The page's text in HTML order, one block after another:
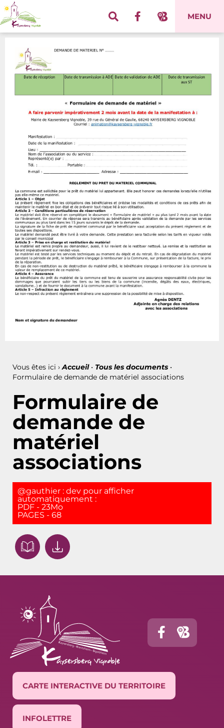
MENU
Vous êtes ici › Accueil• Tous les documents •
Formulaire de demande de matériel associations
Formulaire de
demande de
matériel
associations
@gauthier : dev pour afficher
automatiquement :
PDF - 23Mo
PAGES - 68
CARTE INTERACTIVE DU TERRITOIRE
INFOLETTRE
Panneau de gestion des cookies